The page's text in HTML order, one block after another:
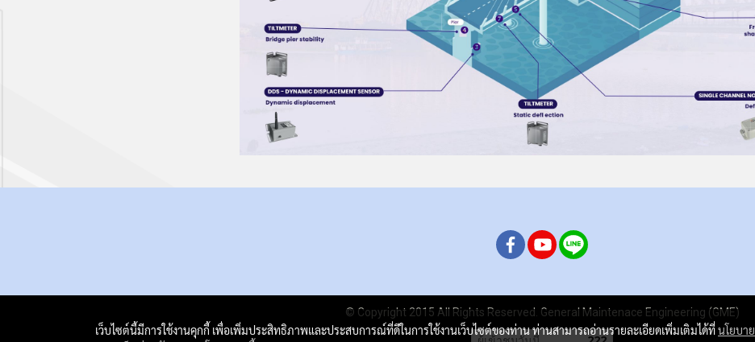
© Copyright 2015 All Rights Reserved. General Maintenace Engineering (GME)
เว็บไซต์นี้มีการใช้งานคุกกี้ เพื่อเพิ่มประสิทธิภาพและประสบการณ์ที่ดีในการใช้งานเว็บไซต์ของท่าน ท่านสามารถอ่านรายละเอียดเพิ่มเติมได้ที่นโยบาย